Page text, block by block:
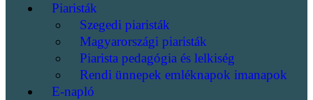
Piaristák
Szegedi piaristák
Magyarországi piaristák
Piarista pedagógia és lelkiség
Rendi ünnepek emléknapok imanapok
E-napló